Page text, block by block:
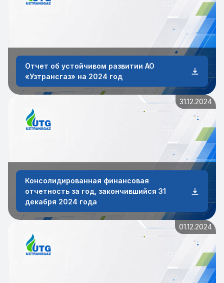
Отчет об устойчивом развитии АО
«Узтрансгаз» на 2024 год
31.12.2024
Консолидированная финансовая
отчетность за год, закончившийся 31
декабря 2024 года
01.12.2024